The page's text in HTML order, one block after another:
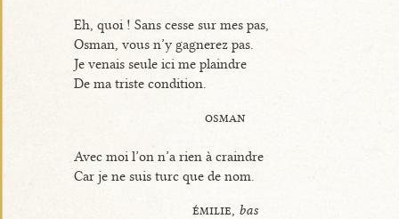
Eh, quoi ! Sans cesse sur mes pas,
Osman, vous n’y gagnerez pas.
Je venais seule ici me plaindre
De ma triste condition.
osman
Avec moi l’on n’a rien à craindre
Car je ne suis turc que de nom.
émilie, bas